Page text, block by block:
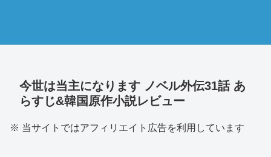
今世は当主になります ノベル外伝31話 あ
らすじ&韓国原作小説レビュー
※ 当サイトではアフィリエイト広告を利用しています